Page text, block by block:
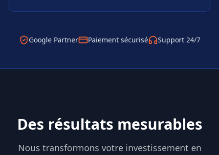
Google Partner Paiement sécurisé Support 24/7
Des résultats mesurables
Nous transformons votre investissement en